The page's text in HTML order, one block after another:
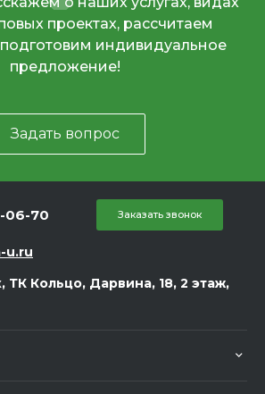
проектах, рассчитаем
индивидуальное
предложение!
Задать вопрос
06-70 Заказать звонок
u.ru
ТК Кольцо, Дарвина, 18, 2 этаж,